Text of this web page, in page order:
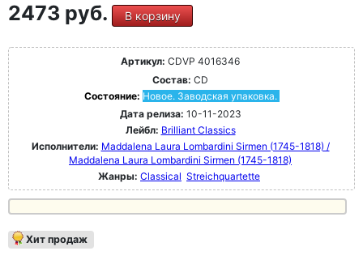
2473 руб. В корзину
Артикул: CDVP 4016346
Состав: CD
Состояние: Новое. Заводская упаковка.
Дата релиза: 10-11-2023
Лейбл: Brilliant Classics
Исполнители: Maddalena Laura Lombardini Sirmen (1745-1818) /
Maddalena Laura Lombardini Sirmen (1745-1818)
Жанры: Classical Streichquartette
Хит продаж